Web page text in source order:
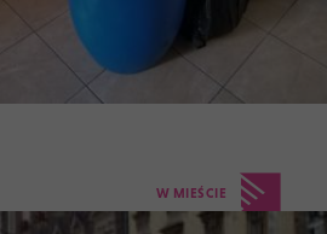
W MIEŚCIE